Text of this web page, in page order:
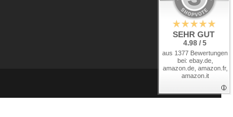
SEHR GUT
4.98 / 5
aus 1377 Bewertungen
bei: ebay.de,
amazon.de, amazon.fr,
amazon.it